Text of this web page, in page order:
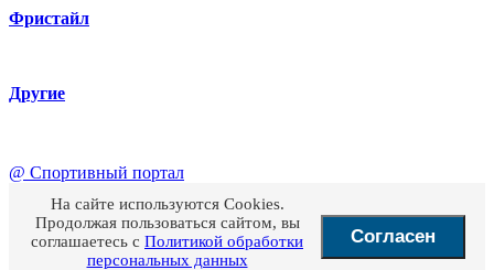
Фристайл
Другие
@ Спортивный портал
На сайте используются Cookies.
Продолжая пользоваться сайтом, вы
соглашаетесь с Политикой обработки
персональных данных
Согласен